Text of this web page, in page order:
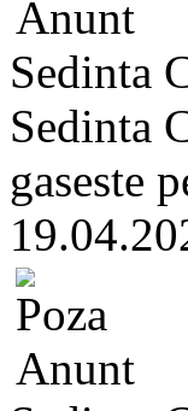
Sedinta
Sedinta
gaseste